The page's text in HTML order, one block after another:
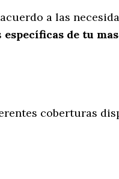
a las
específicas de tu
coberturas